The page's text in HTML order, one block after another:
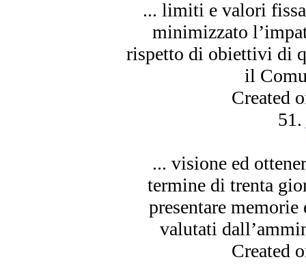
... limiti e valori
minimizzato
rispetto di obiettivi di
il
Created
51.
... visione ed
termine di trenta
presentare
valutati
Created